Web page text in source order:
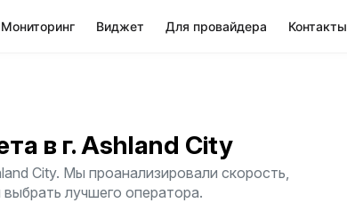
Мониторинг Виджет Для провайдера Контакты
в г. Ashland City
City. Мы проанализировали скорость,
лучшего оператора.